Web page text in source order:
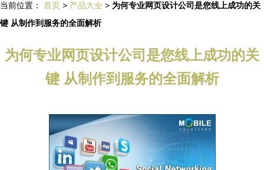
当前位置： 首页 > 产品大全 > 为何专业网页设计公司是您线上成功的关
键 从制作到服务的全面解析
为何专业网页设计公司是您线上成功的关
键 从制作到服务的全面解析